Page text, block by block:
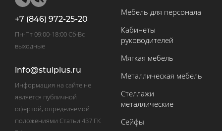
+7 (846) 972-25-20
Пн-Пт 09:00-18:00 Сб-Вс
выходные
info@stulplus.ru
Информация на сайте не
является публичной
офертой, определяемой
положениями Статьи 437 ГК
Мебель для персонала
Кабинеты
руководителей
Мягкая мебель
Металлическая мебель
Стеллажи
металлические
Сейфы